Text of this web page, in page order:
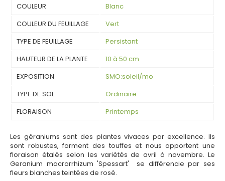
COULEUR
Blanc
COULEUR DU FEUILLAGE
Vert
TYPE DE FEUILLAGE
Persistant
HAUTEUR DE LA PLANTE
10 à 50 cm
EXPOSITION
SMO:soleil/mo
TYPE DE SOL
Ordinaire
FLORAISON
Printemps
Les géraniums sont des plantes vivaces par excellence. Ils
sont robustes, forment des touffes et nous apportent une
floraison étalés selon les variétés de avril à novembre. Le
Geranium macrorrhizum 'Spessart' se différencie par ses
fleurs blanches teintées de rosé.